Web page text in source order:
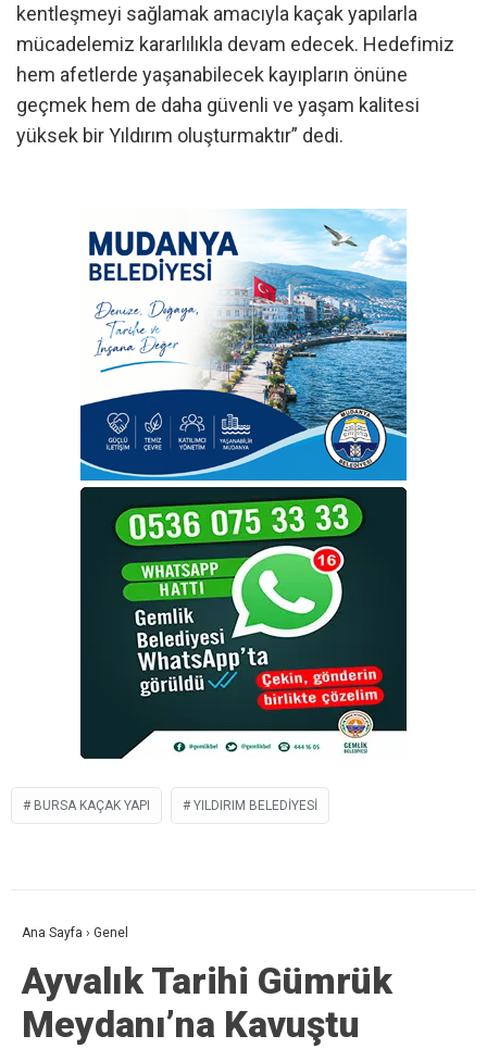
kentleşmeyi sağlamak amacıyla kaçak yapılarla
mücadelemiz kararlılıkla devam edecek. Hedefimiz
hem afetlerde yaşanabilecek kayıpların önüne
geçmek hem de daha güvenli ve yaşam kalitesi
yüksek bir Yıldırım oluşturmaktır” dedi.
BURSA KAÇAK YAPI YILDIRIM BELEDIYESI
Ana Sayfa › Genel
Ayvalık Tarihi Gümrük
Meydanı’na Kavuştu